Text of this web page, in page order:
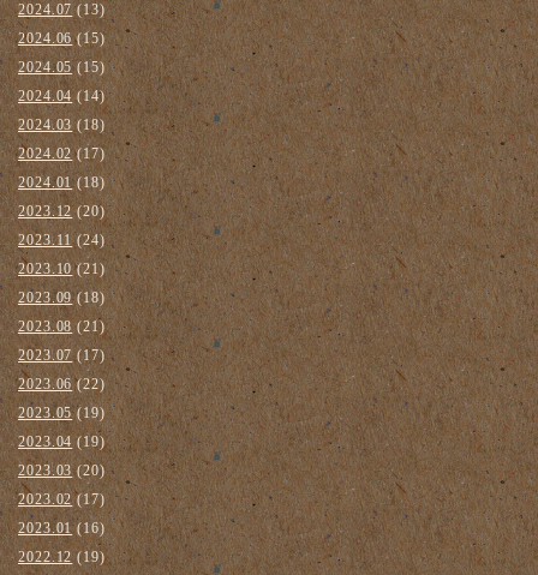
2024.07(13)
2024.06 (15)
2024.05(15)
2024.04(14)
2024.03 (18)
2024.02(17)
2024.01(18)
2023.12 (20)
2023.11(24)
2023.10(21)
2023.09(18)
2023.08 (21)
2023.07(17)
2023.06(22)
2023.05(19)
2023.04(19)
2023.03(20)
2023.02 (17)
2023.01(16)
2022.12 (19)